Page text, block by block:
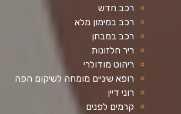
רכב חדש
רכב במימון מלא
רכב במבחן
ריר חלזונות
ריהוט מודולרי
רופא שיניים מומחה לשיקום הפה
רוני דיין
קרמים לפנים